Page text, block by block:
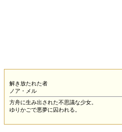
解き放たれた者
ノア・メル
方舟に生み出された不思議な少女。
ゆりかごで悪夢に囚われる。